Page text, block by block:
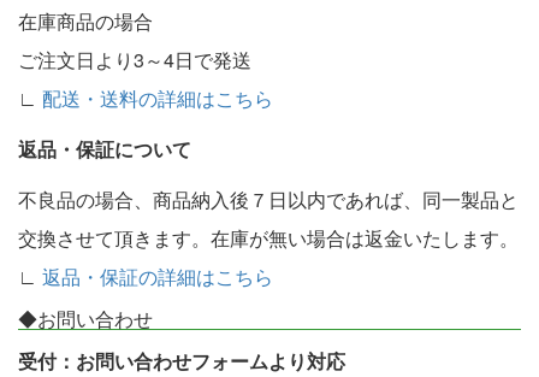
在庫商品の場合
ご注文日より3～4日で発送
∟ 配送・送料の詳細はこちら
返品・保証について
不良品の場合、商品納入後７日以内であれば、同一製品と
交換させて頂きます。在庫が無い場合は返金いたします。
∟ 返品・保証の詳細はこちら
◆お問い合わせ
受付：お問い合わせフォームより対応